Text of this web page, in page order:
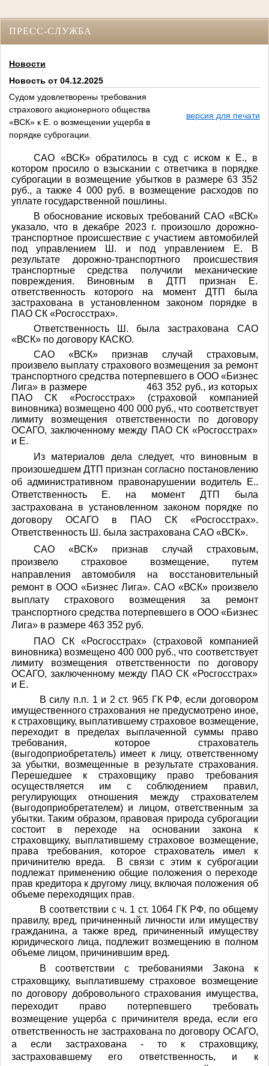
ПРЕСС-СЛУЖБА
Новости
Новость от 04.12.2025
Судом удовлетворены требования
страхового акционерного общества
«ВСК» к Е. о возмещении ущерба в
порядке суброгации.
версия для печати
САО «ВСК» обратилось в суд с иском к Е., в
котором просило о взыскании с ответчика в порядке
суброгации в возмещение убытков в размере 63 352
руб., а также 4 000 руб. в возмещение расходов по
уплате государственной пошлины.
В обоснование исковых требований САО «ВСК»
указало, что в декабре 2023 г. произошло дорожно-
транспортное происшествие с участием автомобилей
под управлением Ш. и под управлением Е. В
результате дорожно-транспортного происшествия
транспортные средства получили механические
повреждения. Виновным в ДТП признан Е.
ответственность которого на момент ДТП была
застрахована в установленном законом порядке в
ПАО СК «Росгосстрах».
Ответственность Ш. была застрахована САО
«ВСК» по договору КАСКО.
САО «ВСК» признав случай страховым,
произвело выплату страхового возмещения за ремонт
транспортного средства потерпевшего в ООО «Бизнес
Лига» в размере 463 352 руб., из которых
ПАО СК «Росгосстрах» (страховой компанией
виновника) возмещено 400 000 руб., что соответствует
лимиту возмещения ответственности по договору
ОСАГО, заключенному между ПАО СК «Росгосстрах»
и Е.
Из материалов дела следует, что виновным в
произошедшем ДТП признан согласно постановлению
об административном правонарушении водитель Е..
Ответственность Е. на момент ДТП была
застрахована в установленном законом порядке по
договору ОСАГО в ПАО СК «Росгосстрах».
Ответственность Ш. была застрахована САО «ВСК».
САО «ВСК» признав случай страховым,
произвело страховое возмещение, путем
направления автомобиля на восстановительный
ремонт в ООО «Бизнес Лига». САО «ВСК» произвело
выплату страхового возмещения за ремонт
транспортного средства потерпевшего в ООО «Бизнес
Лига» в размере 463 352 руб.
ПАО СК «Росгосстрах» (страховой компанией
виновника) возмещено 400 000 руб., что соответствует
лимиту возмещения ответственности по договору
ОСАГО, заключенному между ПАО СК «Росгосстрах»
и Е.
В силу п.п. 1 и 2 ст. 965 ГК РФ, если договором
имущественного страхования не предусмотрено иное,
к страховщику, выплатившему страховое возмещение,
переходит в пределах выплаченной суммы право
требования, которое страхователь
(выгодоприобретатель) имеет к лицу, ответственному
за убытки, возмещенные в результате страхования.
Перешедшее к страховщику право требования
осуществляется им с соблюдением правил,
регулирующих отношения между страхователем
(выгодоприобретателем) и лицом, ответственным за
убытки. Таким образом, правовая природа суброгации
состоит в переходе на основании закона к
страховщику, выплатившему страховое возмещение,
права требования, которое страхователь имел к
причинителю вреда. В связи с этим к суброгации
подлежат применению общие положения о переходе
прав кредитора к другому лицу, включая положения об
объеме переходящих прав.
В соответствии с ч. 1 ст. 1064 ГК РФ, по общему
правилу, вред, причиненный личности или имуществу
гражданина, а также вред, причиненный имуществу
юридического лица, подлежит возмещению в полном
объеме лицом, причинившим вред.
В соответствии с требованиями Закона к
страховщику, выплатившему страховое возмещение
по договору добровольного страхования имущества,
переходит право потерпевшего требовать
возмещение ущерба с причинителя вреда, если его
ответственность не застрахована по договору ОСАГО,
а если застрахована - то к страховщику,
застраховавшему его ответственность, и к